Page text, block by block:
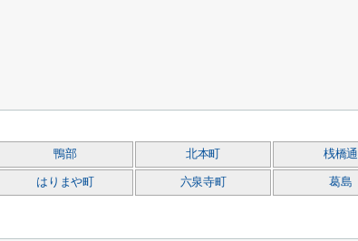
鴨部 北本町 桟橋通
はりまや町 六泉寺町 葛島